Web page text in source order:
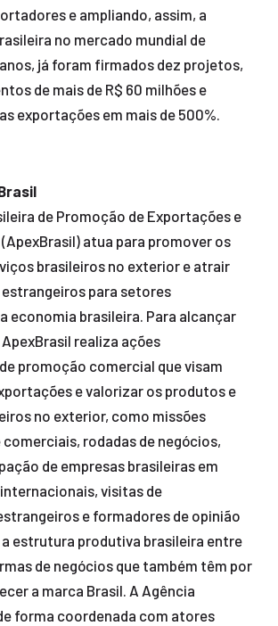
e ampliando, assim, a
no mercado mundial de
já foram firmados dez projetos,
de mais de R$ 60 milhões e
exportações em mais de 500%.
de Promoção de Exportações e
atua para promover os
brasileiros no exterior e atrair
para setores
economia brasileira. Para alcançar
realiza ações
promoção comercial que visam
e valorizar os produtos e
no exterior, como missões
rodadas de negócios,
de empresas brasileiras em
visitas de
e formadores de opinião
estrutura produtiva brasileira entre
de negócios que também têm por
a marca Brasil. A Agência
forma coordenada com atores